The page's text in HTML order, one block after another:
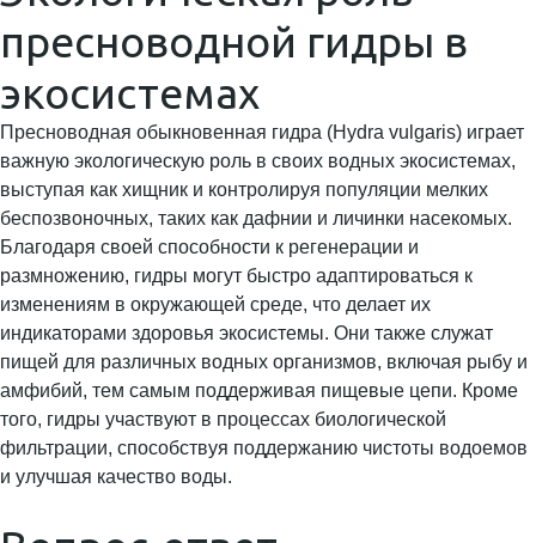
пресноводной гидры в
экосистемах
Пресноводная обыкновенная гидра (Hydra vulgaris) играет
важную экологическую роль в своих водных экосистемах,
выступая как хищник и контролируя популяции мелких
беспозвоночных, таких как дафнии и личинки насекомых.
Благодаря своей способности к регенерации и
размножению, гидры могут быстро адаптироваться к
изменениям в окружающей среде, что делает их
индикаторами здоровья экосистемы. Они также служат
пищей для различных водных организмов, включая рыбу и
амфибий, тем самым поддерживая пищевые цепи. Кроме
того, гидры участвуют в процессах биологической
фильтрации, способствуя поддержанию чистоты водоемов
и улучшая качество воды.